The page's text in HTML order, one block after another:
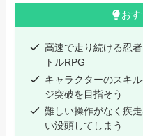
おす
高速で走り続ける忍
トルRPG
キャラクターのスキ
ジ突破を目指そう
難しい操作がなく疾
い没頭してしまう